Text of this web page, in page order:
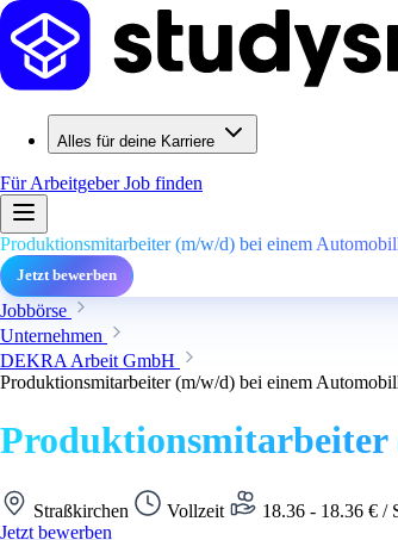
Alles für deine Karriere
Für ArbeitgeberJob finden
Produktionsmitarbeiter (m/w/d) bei einem
Jetzt bewerben
Jobbörse
Unternehmen
DEKRA Arbeit GmbH
Produktionsmitarbeiter (m/w/d) bei einem
Produktionsmitarbeiter
Straßkirchen Vollzeit 18.36 - 18.36 € /
Jetzt bewerben